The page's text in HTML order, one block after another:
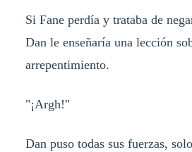
Si Fane perdía y trataba de
Dan le enseñaría una lección
arrepentimiento.
"¡Argh!"
Dan puso todas sus fuerzas,